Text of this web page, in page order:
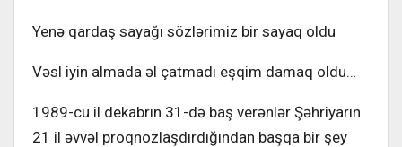
Yenə qardaş sayağı sözlərimiz bir sayaq oldu
Vəsl iyin almada əl çatmadı eşqim damaq oldu…
1989-cu il dekabrın 31-də baş verənlər Şəhriyarın
21 il əvvəl proqnozlaşdırdığından başqa bir şey